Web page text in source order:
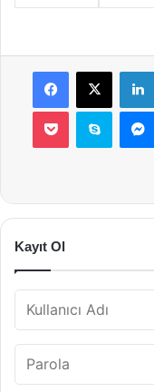
Facebook
X
Pocket Skype
Kayıt Ol